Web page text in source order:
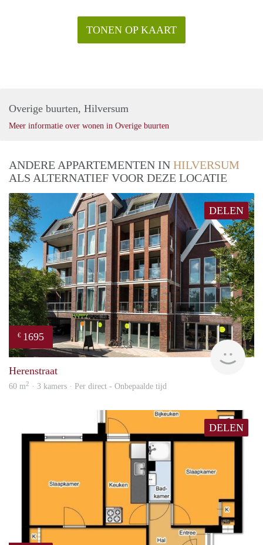
TONEN OP KAART
Overige buurten, Hilversum
Meer informatie over wonen in Overige buurten
ANDERE APPARTEMENTEN IN HILVERSUM
ALS ALTERNATIEF VOOR DEZE LOCATIE
DELEN
€ 1695
Herenstraat
60 m2 · 3 kamers · Per direct - Onbepaalde tijd
DELEN